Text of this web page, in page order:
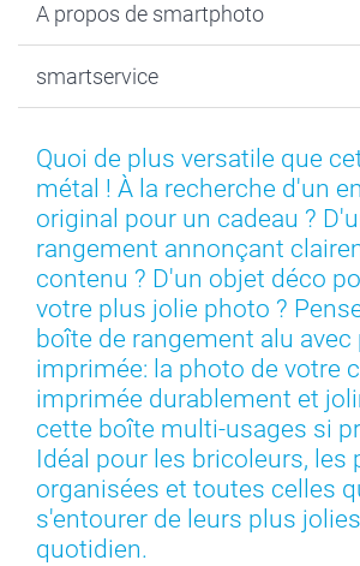
Tirage photo & agrandissement
MyNameBook
Stickers & Etiquettes
Cadres photo, accessoires déco &
Calendrier photos & Agendas photo
Dénicheur d'idées cadeau
Anniversaire
Fin d'études
Naissance & baptême
Fête des Pères
Toussaint
Rentrée des classes
Communion
Saint-Valentin
Vacances
A propos de smartphoto
Durabilité
Conditions
Droit de rétraction
Plaintes
Conditions générales
Vie privée
Gestion des cookies
Tarifs
Investisseurs
Droit de rétractation
smartservice
smartgarantie
smartbonus
smartfriends
Modes de paiement
Modes de livraison
Grandes Quantités
Statut de ma commande
Quoi de plus versatile que
métal ! À la recherche d'un
original pour un cadeau ?
rangement annonçant
contenu ? D'un objet déco
votre plus jolie photo ?
boîte de rangement alu avec
imprimée: la photo de votre
imprimée durablement et
cette boîte multi-usages si
Idéal pour les bricoleurs, les
organisées et toutes celles
s'entourer de leurs plus
quotidien.